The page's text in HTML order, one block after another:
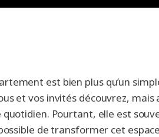
est bien plus qu’un
et vos invités découvrez, mais
Pourtant, elle est
de transformer cet